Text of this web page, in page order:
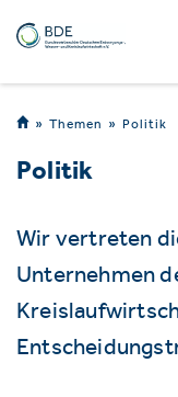
Themen Politik
Politik
Wir vertreten
Unternehmen